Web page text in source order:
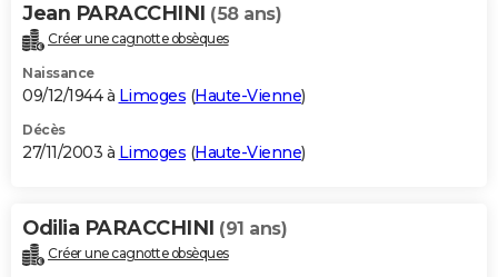
Jean PARACCHINI (58 ans)
Créer une cagnotte obsèques
Naissance
09/12/1944 à Limoges (Haute-Vienne)
Décès
27/11/2003 à Limoges (Haute-Vienne)
Odilia PARACCHINI (91 ans)
Créer une cagnotte obsèques